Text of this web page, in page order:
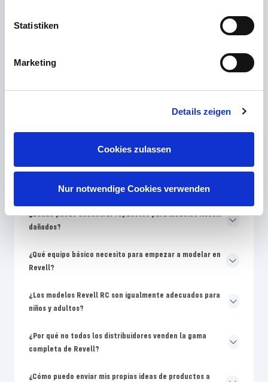
Statistiken
Marketing
Details zeigen
Cookies zulassen
Nur notwendige Cookies verwenden
principiantes en la construcción de modelos?
¿Por qué los colores del embalaje de Revell son diferentes
¿Con qué frecuencia Revell saca al mercado nuevos kits
¿Por qué los modelos de Revell son más caros que los kits
sin nombre?
¿Dónde puedo encontrar repuestos para modelos Revell
dañados?
¿Qué equipo básico necesito para empezar a modelar en
Revell?
¿Los modelos Revell RC son igualmente adecuados para
niños y adultos?
¿Por qué no todos los distribuidores venden la gama
completa de Revell?
¿Cómo puedo enviar mis propias ideas de productos a